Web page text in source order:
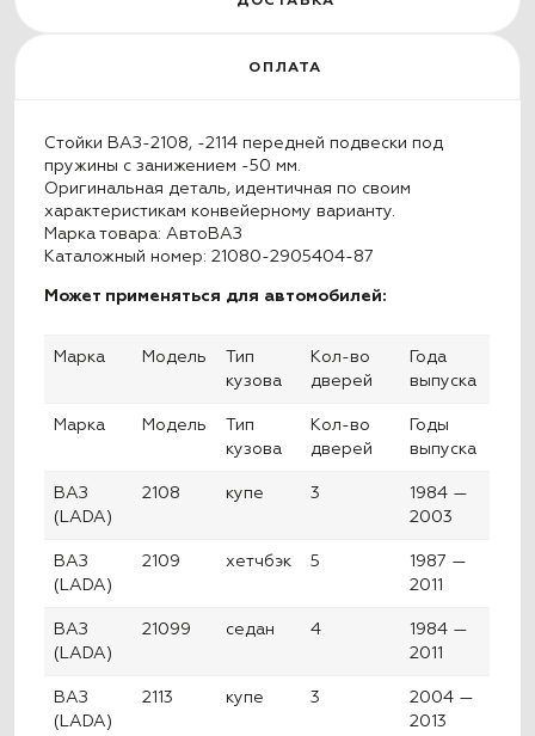
ОПЛАТА
Стойки ВАЗ-2108, -2114 передней подвески под
пружины с занижением -50 мм.
Оригинальная деталь, идентичная по своим
характеристикам конвейерному варианту.
Марка товара: АвтоВАЗ
Каталожный номер: 21080-2905404-87
Может применяться для автомобилей:
Марка Модель
Тип
кузова
Кол-во
дверей
Года
выпуска
Марка Модель
Тип
кузова
Кол-во
дверей
Годы
выпуска
ВАЗ
(LADA)
2108 купе 3
1984 —
2003
ВАЗ
(LADA)
2109 хетчбэк 5
1987 —
2011
ВАЗ
(LADA)
21099 седан 4
1984 —
2011
ВАЗ
(LADA)
2113 купе 3
2004 —
2013